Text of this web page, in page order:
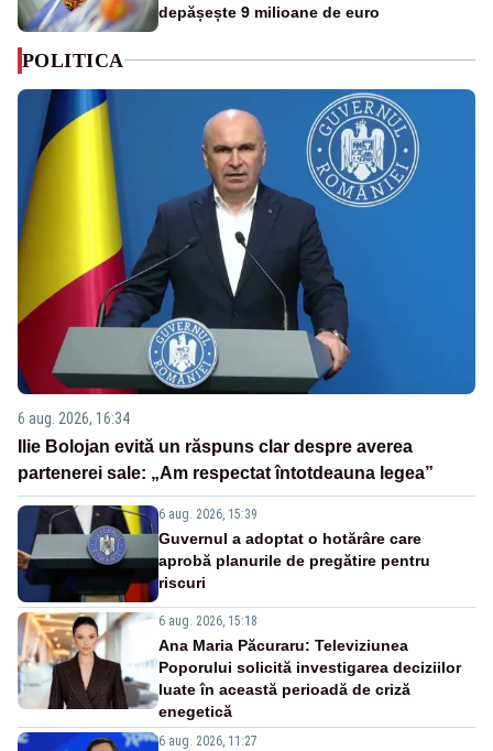
depășește 9 milioane de euro
POLITICA
6 aug. 2026, 16:34
Ilie Bolojan evită un răspuns clar despre averea
partenerei sale: „Am respectat întotdeauna legea”
6 aug. 2026, 15:39
Guvernul a adoptat o hotărâre care
aprobă planurile de pregătire pentru
riscuri
6 aug. 2026, 15:18
Ana Maria Păcuraru: Televiziunea
Poporului solicită investigarea deciziilor
luate în această perioadă de criză
enegetică
6 aug. 2026, 11:27